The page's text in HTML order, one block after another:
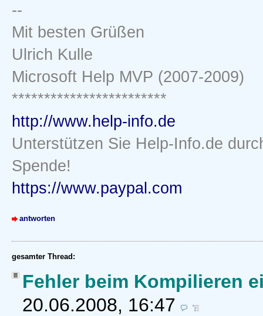
--
Mit besten Grüßen
Ulrich Kulle
Microsoft Help MVP (2007-2009)
************************
http://www.help-info.de
Unterstützen Sie Help-Info.de
Spende!
https://www.paypal.com
antworten
gesamter Thread:
Fehler beim Kompilieren
20.06.2008, 16:47